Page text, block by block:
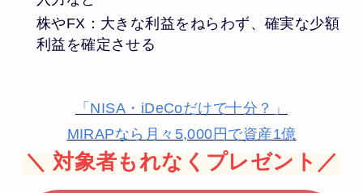
株やFX：大きな利益をねらわず、確実な少額
利益を確定させる
「NISA・iDeCoだけで十分？」
MIRAPなら月々5,000円で資産1億
＼ 対象者もれなくプレゼント／